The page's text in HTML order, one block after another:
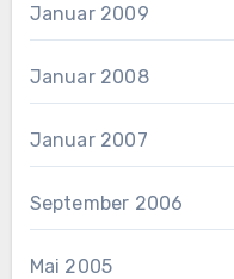
Januar 2009
Januar 2008
Januar 2007
September 2006
Mai 2005